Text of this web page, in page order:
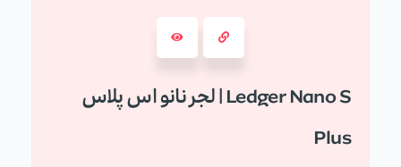
لجر نانو اس پلاس | Ledger Nano S
Plus